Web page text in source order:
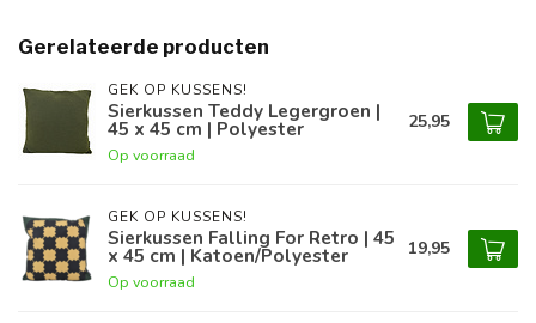
Gerelateerde producten
GEK OP KUSSENS!
Sierkussen Teddy Legergroen |
45 x 45 cm | Polyester
Op voorraad
25,95
GEK OP KUSSENS!
Sierkussen Falling For Retro | 45
x 45 cm | Katoen/Polyester
Op voorraad
19,95